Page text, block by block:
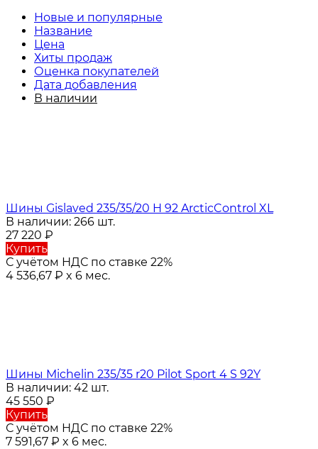
Новые и популярные
Название
Цена
Хиты продаж
Оценка покупателей
Дата добавления
В наличии
Шины Gislaved 235/35/20 H 92 ArcticControl XL
В наличии: 266 шт.
27 220 ₽
Купить
С учётом НДС по ставке 22%
4 536,67 ₽ x 6 мес.
Шины Michelin 235/35 r20 Pilot Sport 4 S 92Y
В наличии: 42 шт.
45 550 ₽
Купить
С учётом НДС по ставке 22%
7 591,67 ₽ x 6 мес.